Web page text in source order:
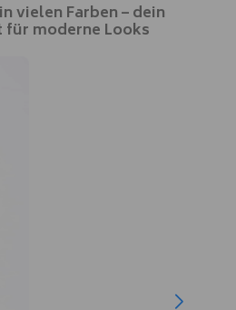
vielen Farben – dein
für moderne Looks